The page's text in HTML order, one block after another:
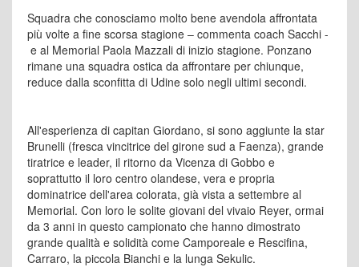
Squadra che conosciamo molto bene avendola affrontata
più volte a fine scorsa stagione – commenta coach Sacchi -
e al Memorial Paola Mazzali di inizio stagione. Ponzano
rimane una squadra ostica da affrontare per chiunque,
reduce dalla sconfitta di Udine solo negli ultimi secondi.
All'esperienza di capitan Giordano, si sono aggiunte la star
Brunelli (fresca vincitrice del girone sud a Faenza), grande
tiratrice e leader, il ritorno da Vicenza di Gobbo e
soprattutto il loro centro olandese, vera e propria
dominatrice dell'area colorata, già vista a settembre al
Memorial. Con loro le solite giovani del vivaio Reyer, ormai
da 3 anni in questo campionato che hanno dimostrato
grande qualità e solidità come Camporeale e Rescifina,
Carraro, la piccola Bianchi e la lunga Sekulic.